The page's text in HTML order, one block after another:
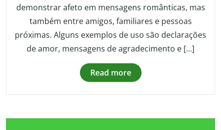
demonstrar afeto em mensagens românticas, mas
também entre amigos, familiares e pessoas
próximas. Alguns exemplos de uso são declarações
de amor, mensagens de agradecimento e […]
Read more